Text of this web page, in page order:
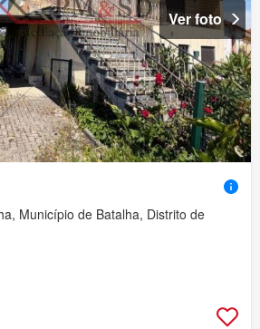
Ver foto
Município de Batalha, Distrito de